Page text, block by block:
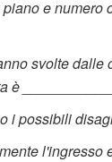
piano e numero
svolte dalle
è
i possibili
l'ingresso